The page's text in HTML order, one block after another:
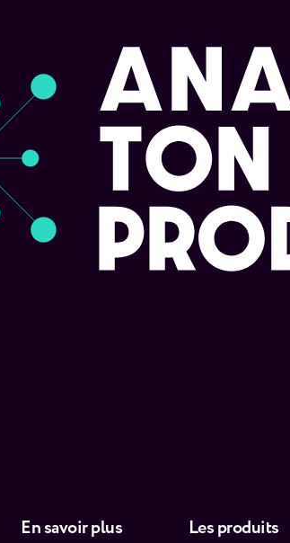
En savoir plus Les produits